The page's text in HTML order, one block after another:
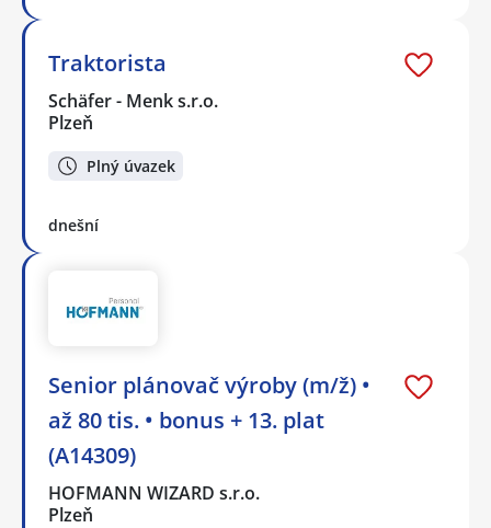
Traktorista
Schäfer - Menk s.r.o.
Plzeň
Plný úvazek
dnešní
Senior plánovač výroby (m/ž) •
až 80 tis. • bonus + 13. plat
(A14309)
HOFMANN WIZARD s.r.o.
Plzeň